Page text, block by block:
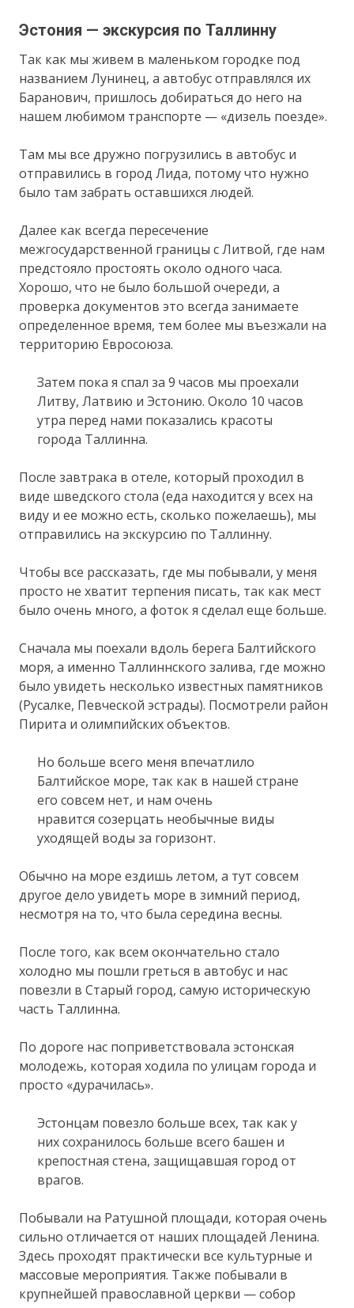
Эстония — экскурсия по Таллинну
Так как мы живем в маленьком городке под
названием Лунинец, а автобус отправлялся их
Баранович, пришлось добираться до него на
нашем любимом транспорте — «дизель поезде».
Там мы все дружно погрузились в автобус и
отправились в город Лида, потому что нужно
было там забрать оставшихся людей.
Далее как всегда пересечение
межгосударственной границы с Литвой, где нам
предстояло простоять около одного часа.
Хорошо, что не было большой очереди, а
проверка документов это всегда занимаете
определенное время, тем более мы въезжали на
территорию Евросоюза.
Затем пока я спал за 9 часов мы проехали
Литву, Латвию и Эстонию. Около 10 часов
утра перед нами показались красоты
города Таллинна.
После завтрака в отеле, который проходил в
виде шведского стола (еда находится у всех на
виду и ее можно есть, сколько пожелаешь), мы
отправились на экскурсию по Таллинну.
Чтобы все рассказать, где мы побывали, у меня
просто не хватит терпения писать, так как мест
было очень много, а фоток я сделал еще больше.
Сначала мы поехали вдоль берега Балтийского
моря, а именно Таллиннского залива, где можно
было увидеть несколько известных памятников
(Русалке, Певческой эстрады). Посмотрели район
Пирита и олимпийских объектов.
Но больше всего меня впечатлило
Балтийское море, так как в нашей стране
его совсем нет, и нам очень
нравится созерцать необычные виды
уходящей воды за горизонт.
Обычно на море ездишь летом, а тут совсем
другое дело увидеть море в зимний период,
несмотря на то, что была середина весны.
После того, как всем окончательно стало
холодно мы пошли греться в автобус и нас
повезли в Старый город, самую историческую
часть Таллинна.
По дороге нас поприветствовала эстонская
молодежь, которая ходила по улицам города и
просто «дурачилась».
Эстонцам повезло больше всех, так как у
них сохранилось больше всего башен и
крепостная стена, защищавшая город от
врагов.
Побывали на Ратушной площади, которая очень
сильно отличается от наших площадей Ленина.
Здесь проходят практически все культурные и
массовые мероприятия. Также побывали в
крупнейшей православной церкви — собор